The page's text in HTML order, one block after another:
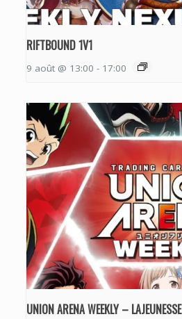
RIFTBOUND 1V1
9 août @ 13:00 - 17:00
UNION ARENA WEEKLY – LAJEUNESSE